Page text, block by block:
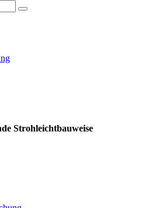
Strohleichtbauweise